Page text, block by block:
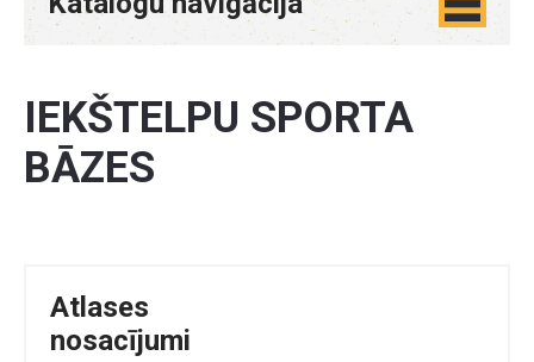
IEKŠTELPU SPORTA
BĀZES
Atlases
nosacījumi